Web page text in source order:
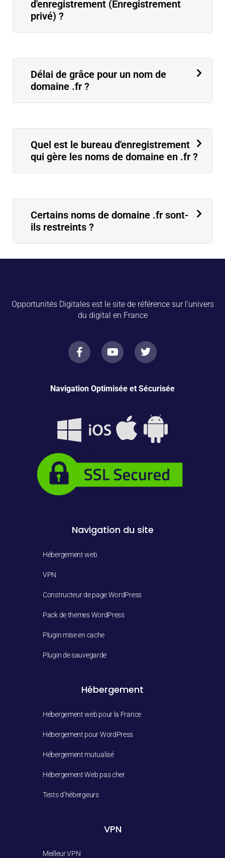
d'enregistrement (Enregistrement
privé) ?
Délai de grâce pour un nom de
domaine .fr ?
Quel est le bureau d'enregistrement
qui gère les noms de domaine en .fr ?
Certains noms de domaine .fr sont-
ils restreints ?
Opportunités Digitales est le site de référence sur l’univers
du digital en France
Navigation Optimisée et Sécurisée
Navigation du site
Hébergement web
VPN
Constructeur de page WordPress
Pack de themes WordPress
Plugin mise en cache
Plugin de sauvegarde
Hébergement
Hébergement web pour la France
Hébergement pour WordPress
Hébergement mutualisé
Hébergement Web pas cher
Tests d’hébergeurs
VPN
Meilleur VPN